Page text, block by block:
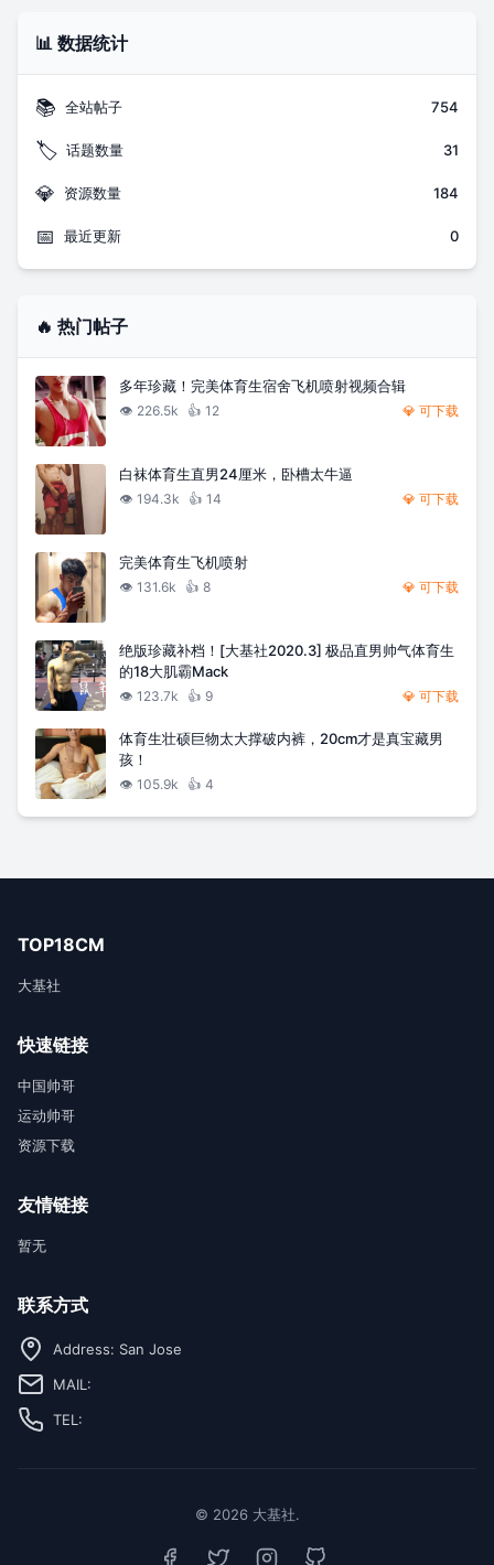
📊 数据统计
📚 全站帖子 754
🏷️ 话题数量 31
💎 资源数量 184
📅 最近更新 0
🔥 热门帖子
多年珍藏！完美体育生宿舍飞机喷射视频合辑
👁️ 226.5k 👍 12 💎 可下载
白袜体育生直男24厘米，卧槽太牛逼
👁️ 194.3k 👍 14 💎 可下载
完美体育生飞机喷射
👁️ 131.6k 👍 8 💎 可下载
绝版珍藏补档！[大基社2020.3] 极品直男帅气体育生
的18大肌霸Mack
👁️ 123.7k 👍 9 💎 可下载
体育生壮硕巨物太大撑破内裤，20cm才是真宝藏男
孩！
👁️ 105.9k 👍 4
TOP18CM
大基社
快速链接
中国帅哥
运动帅哥
资源下载
友情链接
暂无
联系方式
Address: San Jose
MAIL:
TEL:
© 2026 大基社.